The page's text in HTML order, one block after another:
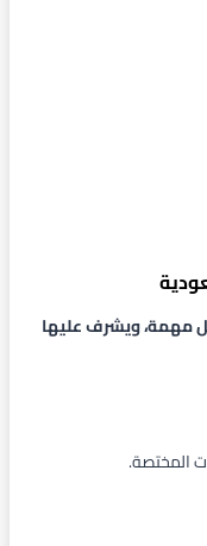
مهمة، ويشرف عليها
المختصة.